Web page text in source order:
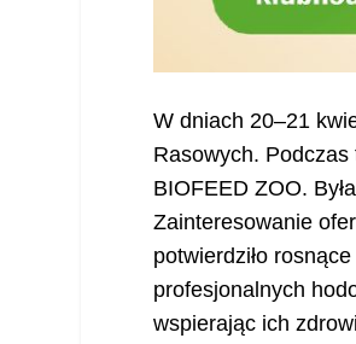
W dniach 20–21
Rasowych.
BIOFEED ZOO.
Zainteresowanie
potwierdziło
profesjonalnych
wspierając ich